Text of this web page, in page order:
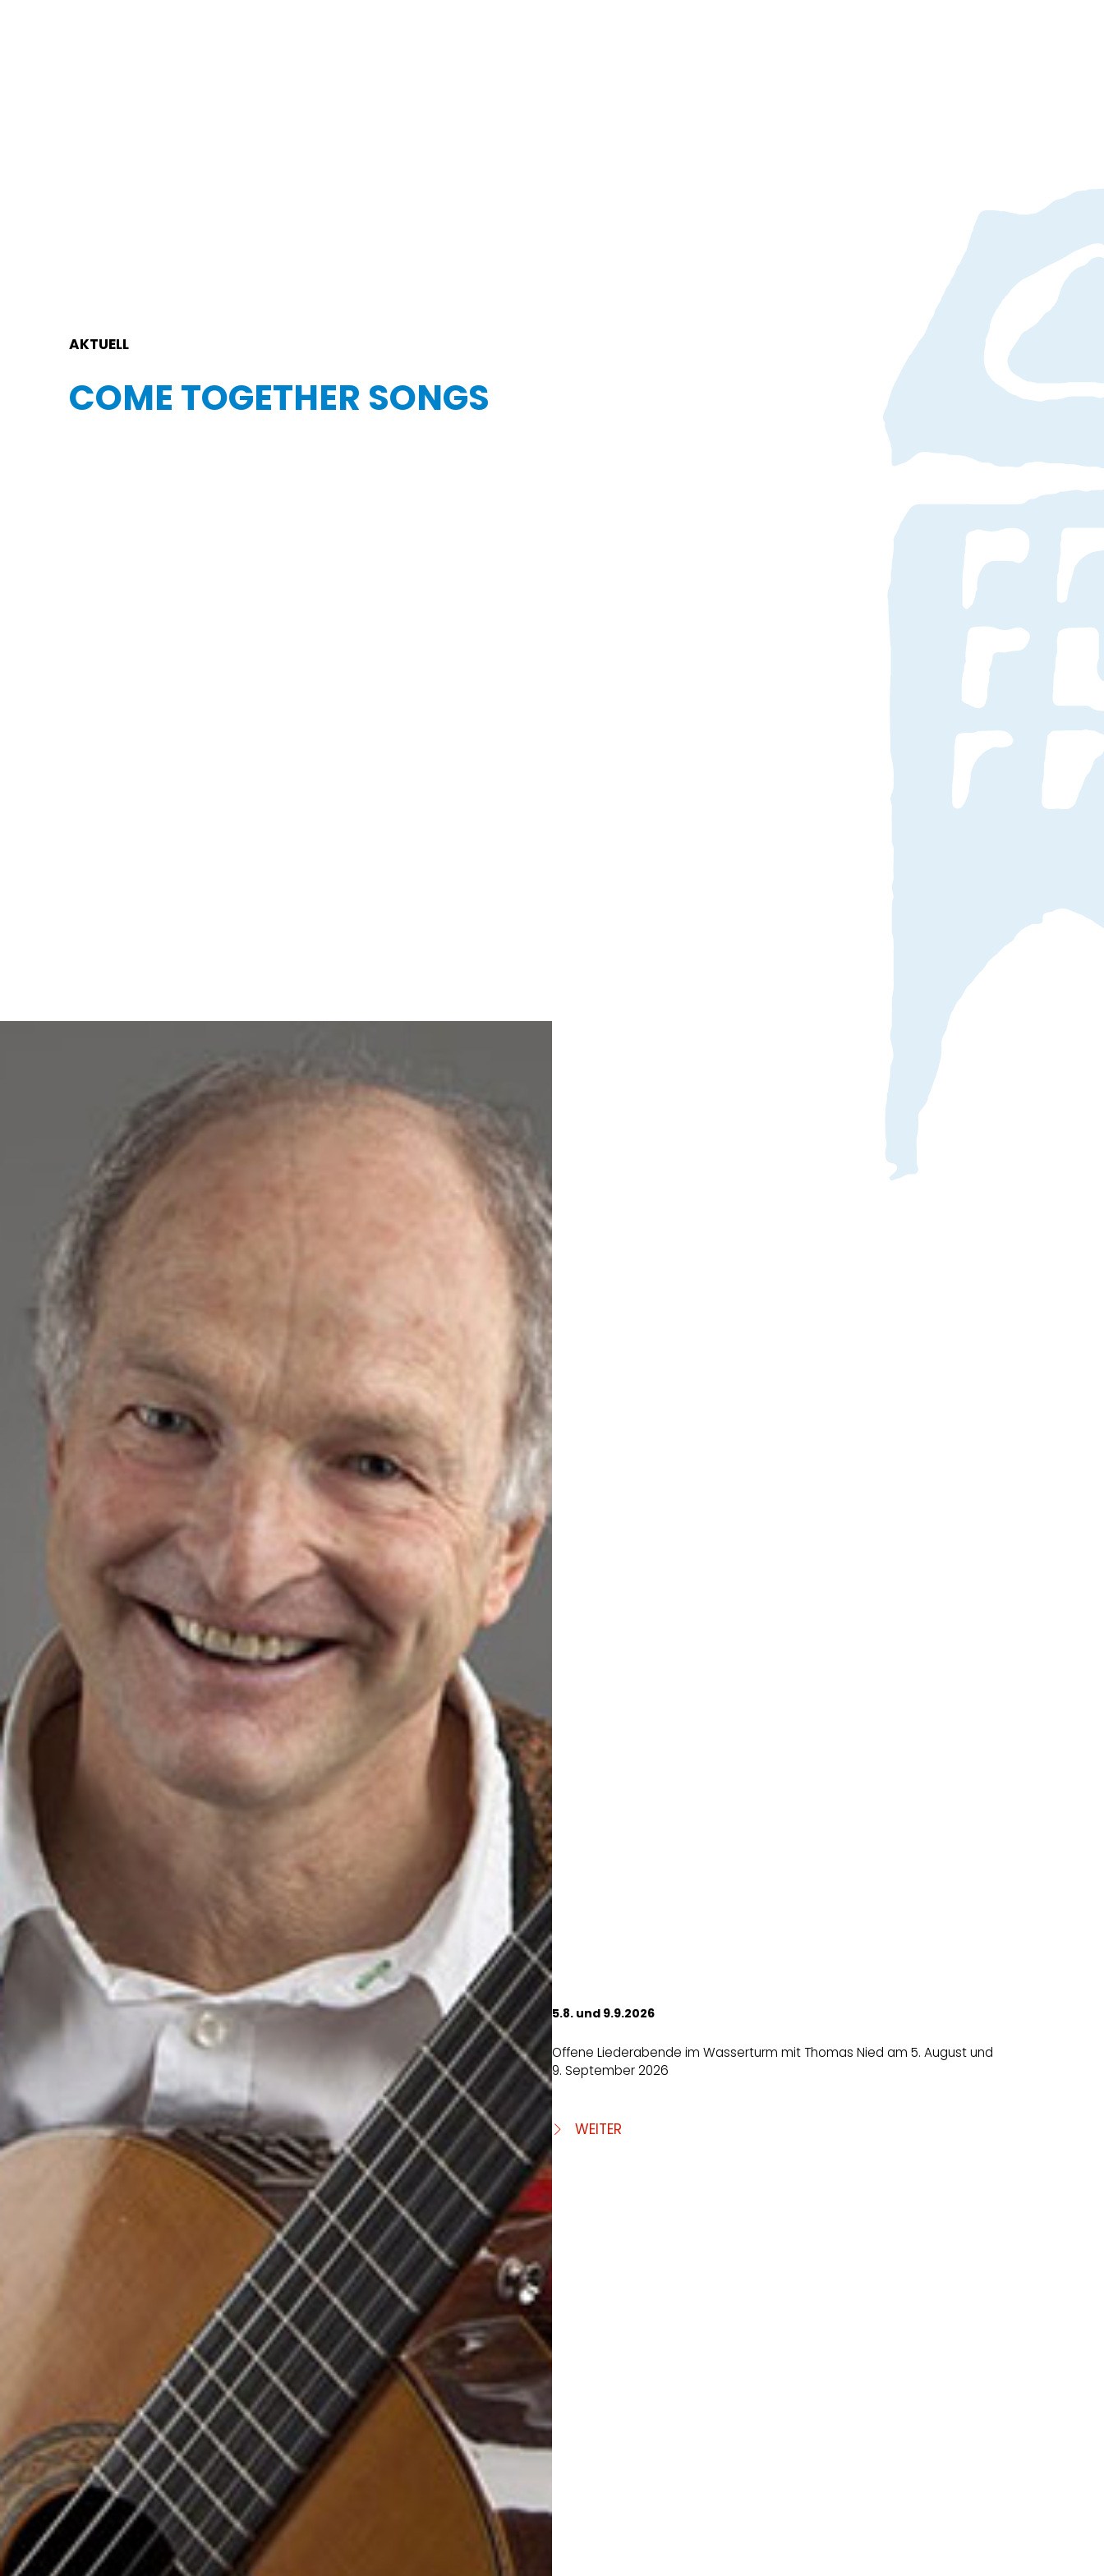
COME TOGETHER SONGS
5.8. und 9.9.2026
Offene Liederabende im Wasserturm mit Thomas Nied am 5. August und
9. September 2026
WEITER